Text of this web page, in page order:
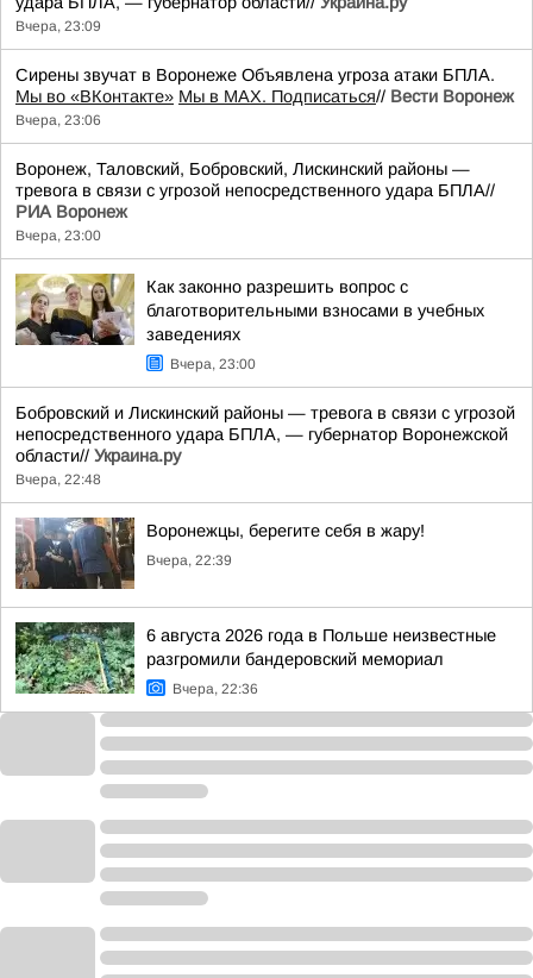
Вчера, 23:09
Сирены звучат в Воронеже Объявлена угроза атаки БПЛА.
Мы во «ВКонтакте» Мы в MAX. Подписаться// Вести Воронеж
Вчера, 23:06
Воронеж, Таловский, Бобровский, Лискинский районы —
тревога в связи с угрозой непосредственного удара БПЛА//
РИА Воронеж
Вчера, 23:00
Как законно разрешить вопрос с
благотворительными взносами в учебных
заведениях
Вчера, 23:00
Бобровский и Лискинский районы — тревога в связи с угрозой
непосредственного удара БПЛА, — губернатор Воронежской
области// Украина.ру
Вчера, 22:48
Воронежцы, берегите себя в жару!
Вчера, 22:39
6 августа 2026 года в Польше неизвестные
разгромили бандеровский мемориал
Вчера, 22:36